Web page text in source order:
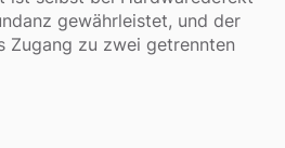
gewährleistet, und der
zu zwei getrennten